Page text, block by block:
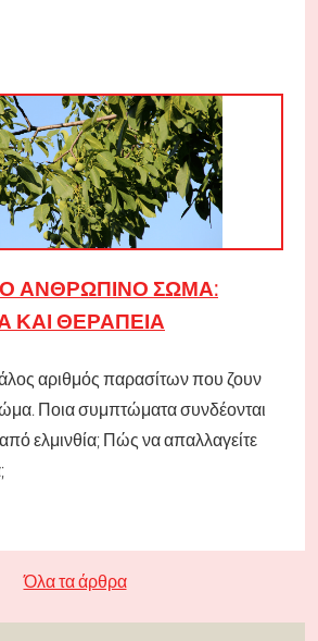
ΑΝΘΡΏΠΙΝΟ ΣΏΜΑ:
ΚΑΙ ΘΕΡΑΠΕΊΑ
αριθμός παρασίτων που ζουν
Ποια συμπτώματα συνδέονται
ελμινθία; Πώς να απαλλαγείτε
Όλα τα άρθρα